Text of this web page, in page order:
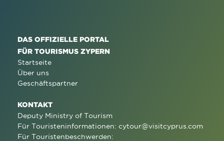
DAS OFFIZIELLE PORTAL
FÜR TOURISMUS ZYPERN
Startseite
Über uns
Geschäftspartner
KONTAKT
Deputy Ministry of Tourism
Für Touristeninformationen: cytour@visitcyprus.com
Für Touristenbeschwerden: